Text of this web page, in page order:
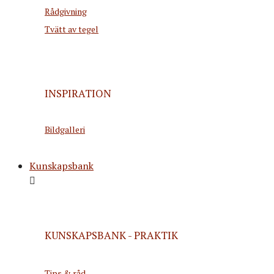
Rådgivning
Tvätt av tegel
INSPIRATION
Bildgalleri
Kunskapsbank
KUNSKAPSBANK - PRAKTIK